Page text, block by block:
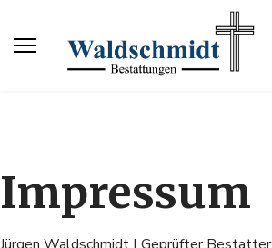
Impressum